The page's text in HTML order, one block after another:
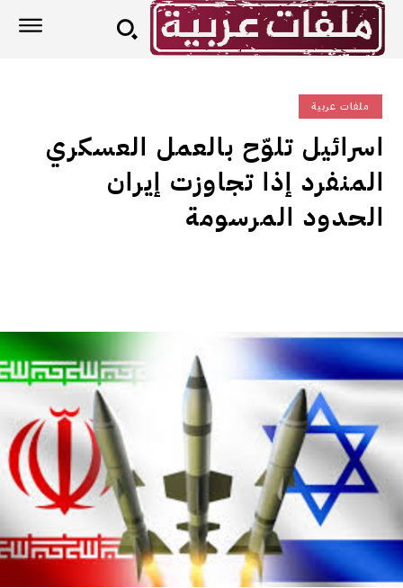
ملفات عربية
اسرائيل تلوّح بالعمل العسكري
المنفرد إذا تجاوزت إيران
الحدود المرسومة